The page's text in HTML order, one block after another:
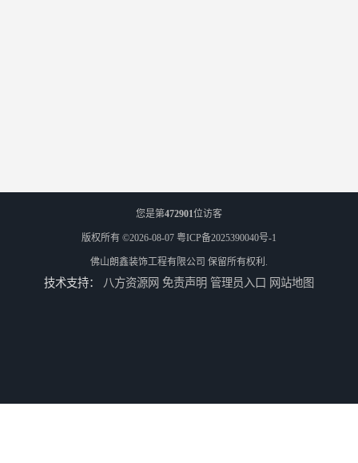
您是第472901位访客
版权所有 ©2026-08-07 粤ICP备2025390040号-1
佛山朗鑫装饰工程有限公司 保留所有权利.
技术支持： 八方资源网 免责声明 管理员入口 网站地图